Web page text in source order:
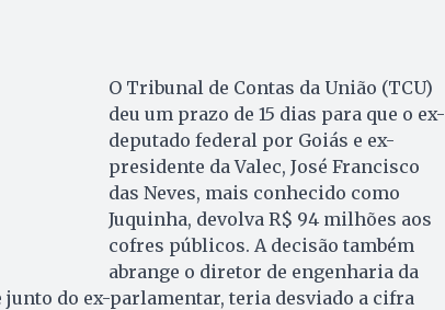
O Tribunal de Contas da União (TCU)
deu um prazo de 15 dias para que o ex-
deputado federal por Goiás e ex-
presidente da Valec, José Francisco
das Neves, mais conhecido como
Juquinha, devolva R$ 94 milhões aos
cofres públicos. A decisão também
abrange o diretor de engenharia da
junto do ex-parlamentar, teria desviado a cifra